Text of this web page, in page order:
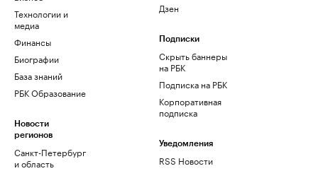
Технологии и
медиа
Финансы
Биографии
База знаний
РБК Образование
Новости
регионов
Санкт-Петербург
и область
Дзен
Подписки
Скрыть баннеры
на РБК
Подписка на РБК
Корпоративная
подписка
Уведомления
RSS Новости